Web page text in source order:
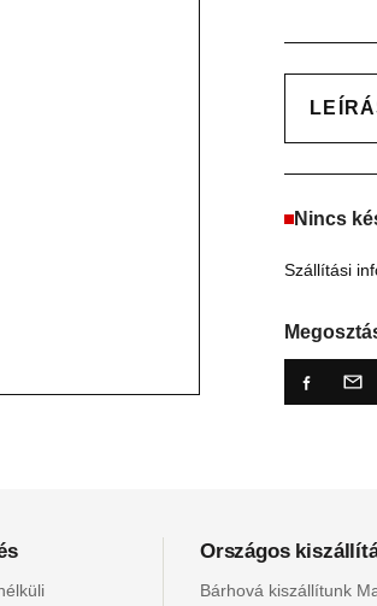
Nincs
Szállítási
Országos
Bárhová kiszállítunk